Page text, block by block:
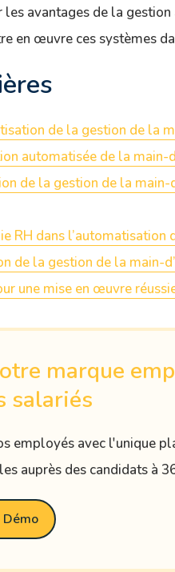
avantages de la
en œuvre ces systèmes
de la gestion de la
automatisée de la main-
de la gestion de la
RH dans l’automatisation
de la gestion de la main-
une mise en œuvre
marque
salariés
employés avec l'unique
auprès des candidats à
Démo